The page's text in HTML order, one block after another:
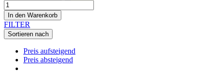
In den Warenkorb
FILTER
Sortieren nach
Preis aufsteigend
Preis absteigend